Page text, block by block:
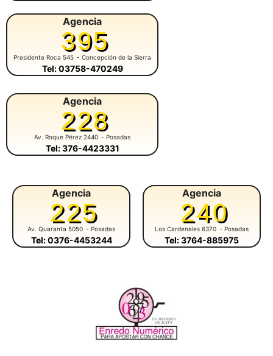
Agencia
395
Presidente Roca 545 - Concepción de la Sierra
Tel: 03758-470249
Agencia
228
Av. Roque Pérez 2440 - Posadas
Tel: 376-4423331
Agencia
225
Av. Quaranta 5050 - Posadas
Tel: 0376-4453244
Agencia
240
Los Cardenales 6370 - Posadas
Tel: 3764-885975